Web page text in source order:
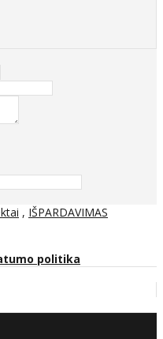
, IŠPARDAVIMAS
politika